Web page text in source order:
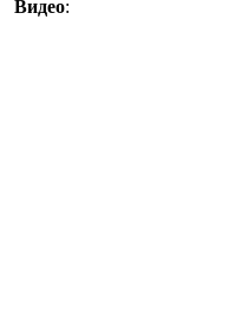
Видео: